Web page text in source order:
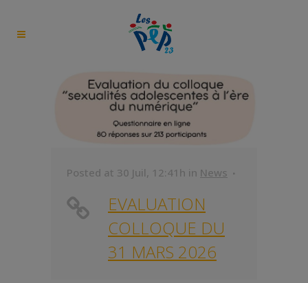
Posted at 30 Juil, 12:41h in News
EVALUATION
COLLOQUE DU
31 MARS 2026